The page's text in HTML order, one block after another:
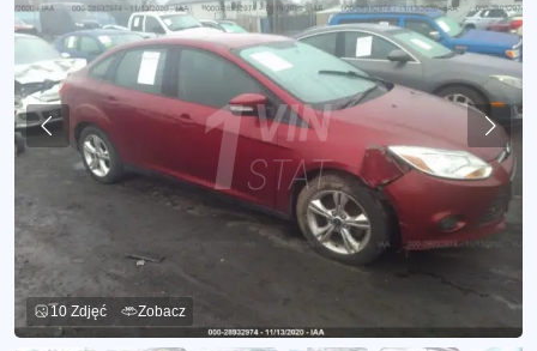
10 Zdjęć Zobacz